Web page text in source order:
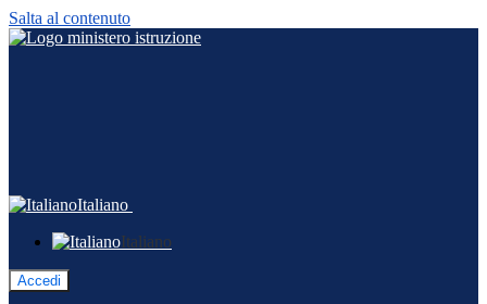
Salta al contenuto
Italiano
Italiano
Accedi